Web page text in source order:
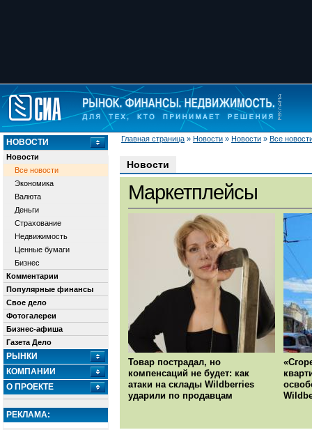
Главная страница » Новости » Новости » Все
НОВОСТИ
Новости
Все новости
Экономика
Валюта
Деньги
Страхование
Недвижимость
Ценные бумаги
Бизнес
Комментарии
Популярные финансы
Свое дело
Фотогалереи
Бизнес-афиша
Газета Дело
РЫНКИ
КОМПАНИИ
О ПРОЕКТЕ
РЕКЛАМА:
Новости
Маркетплейсы
Товар пострадал, но
компенсаций не будет: как
атаки на склады Wildberries
ударили по продавцам